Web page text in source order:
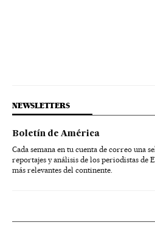
NEWSLETTERS
Boletín de América
Cada semana en tu cuenta de correo una
reportajes y análisis de los periodistas de
más relevantes del continente.